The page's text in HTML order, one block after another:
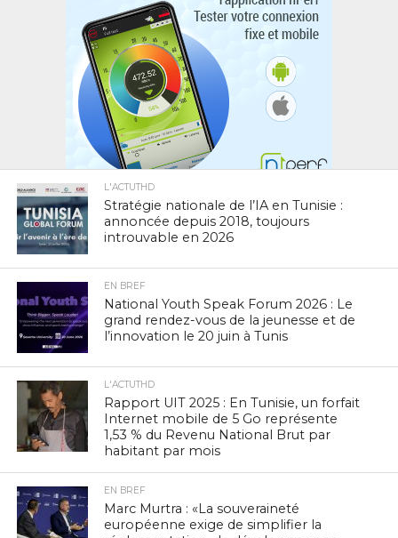
L'ACTUTHD
Stratégie nationale de l’IA en Tunisie :
annoncée depuis 2018, toujours
introuvable en 2026
EN BREF
National Youth Speak Forum 2026 : Le
grand rendez-vous de la jeunesse et de
l’innovation le 20 juin à Tunis
L'ACTUTHD
Rapport UIT 2025 : En Tunisie, un forfait
Internet mobile de 5 Go représente
1,53 % du Revenu National Brut par
habitant par mois
EN BREF
Marc Murtra : «La souveraineté
européenne exige de simplifier la